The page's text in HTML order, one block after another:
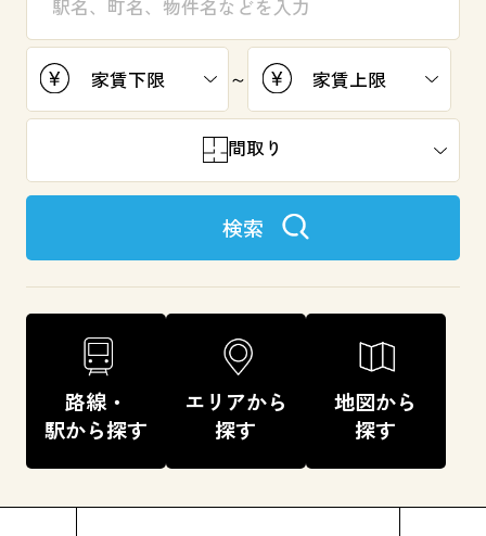
～
間取り
検索
路線・
駅から探す
エリアから
探す
地図から
探す